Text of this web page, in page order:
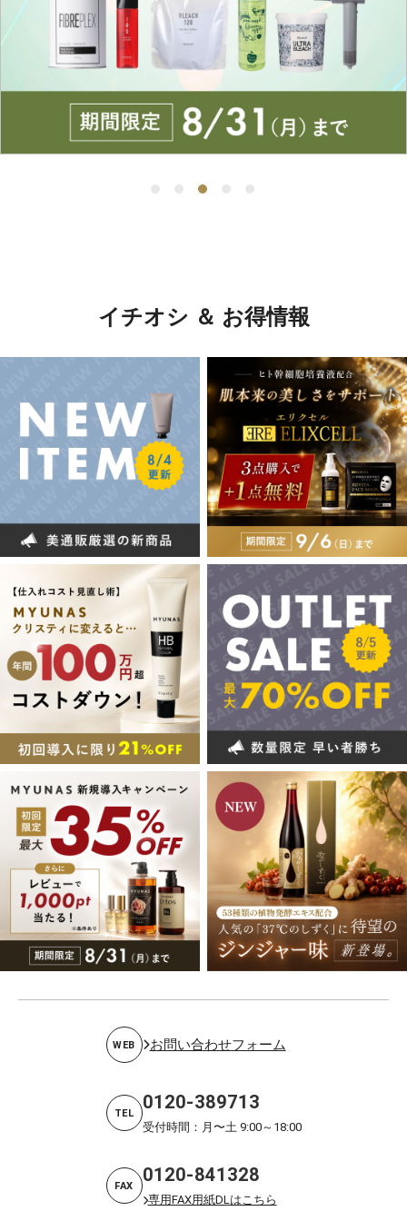
イチオシ ＆ お得情報
WEB お問い合わせフォーム
TEL 0120-389713
受付時間：月〜土 9:00～18:00
FAX 0120-841328
専用FAX用紙DLはこちら